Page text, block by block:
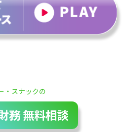
・スナックの
務 無料相談